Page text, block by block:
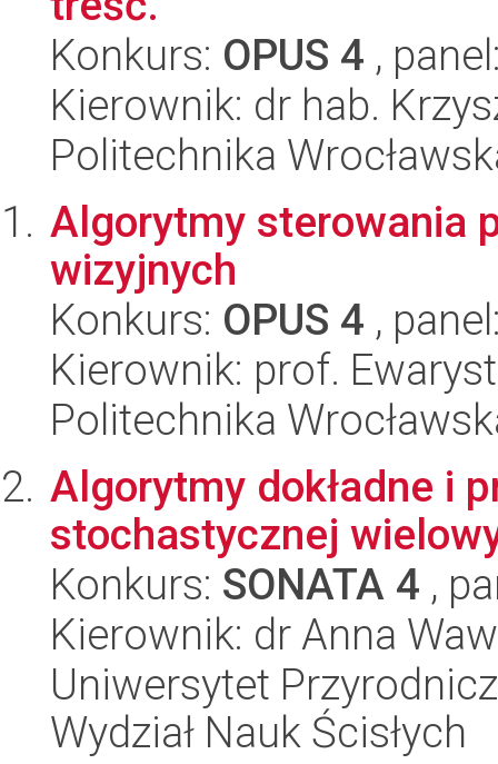
Konkurs: OPUS 4 ,
Kierownik: dr hab.
Politechnika
Algorytmy sterowania
wizyjnych
Konkurs: OPUS 4 ,
Kierownik: prof.
Politechnika
Algorytmy dokładne i
stochastycznej
Konkurs: SONATA 4 ,
Kierownik: dr Anna
Uniwersytet
Wydział Nauk Ścisłych